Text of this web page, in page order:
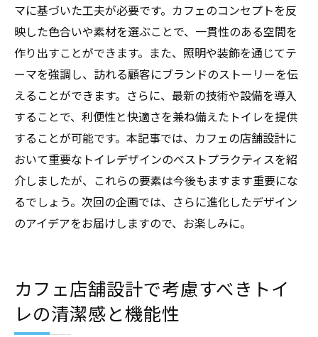
マに基づいた工夫が必要です。カフェのコンセプトを反
映した色合いや素材を選ぶことで、一貫性のある空間を
作り出すことができます。また、照明や装飾を通じてテ
ーマを強調し、訪れる顧客にブランドのストーリーを伝
えることができます。さらに、最新の技術や設備を導入
することで、利便性と快適さを兼ね備えたトイレを提供
することが可能です。本記事では、カフェの店舗設計に
おいて重要なトイレデザインのベストプラクティスを紹
介しましたが、これらの要素は今後もますます重要にな
るでしょう。次回の企画では、さらに進化したデザイン
のアイデアをお届けしますので、お楽しみに。
カフェ店舗設計で考慮すべきトイ
レの清潔感と機能性